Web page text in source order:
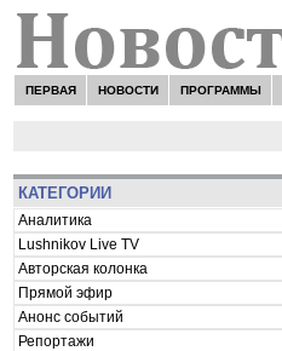
ПЕРВАЯ НОВОСТИ ПРОГРАММЫ
КАТЕГОРИИ
Аналитика
Lushnikov Live TV
Авторская колонка
Прямой эфир
Анонс событий
Репортажи